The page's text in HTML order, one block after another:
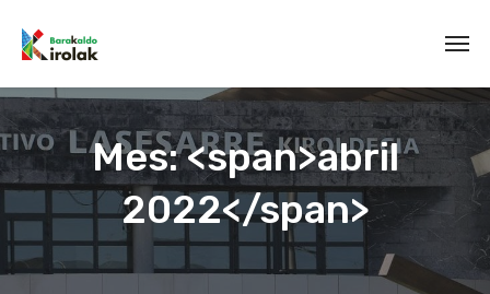
Mes: <span>abril
2022</span>